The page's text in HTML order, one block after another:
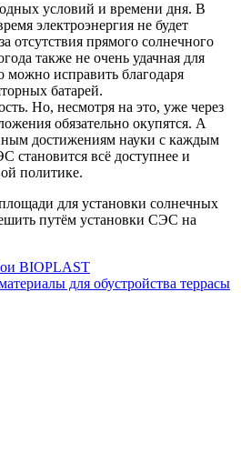
условий и времени дня. В
электроэнергия не будет
отсутствия прямого солнечного
также не очень удачная для
исправить благодаря
батарей.
Но, несмотря на это, уже через
обязательно окупятся. А
достижениям науки с каждым
становится всё доступнее и
политике.
для установки солнечных
путём установки СЭС на
BIOPLAST
для обустройства террасы